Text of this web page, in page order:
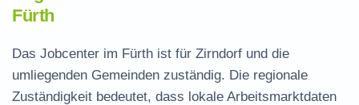
Fürth
Das Jobcenter im Fürth ist für Zirndorf und die
umliegenden Gemeinden zuständig. Die regionale
Zuständigkeit bedeutet, dass lokale Arbeitsmarktdaten